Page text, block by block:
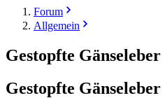
Forum
Allgemein
Gestopfte Gänseleber
Gestopfte Gänseleber